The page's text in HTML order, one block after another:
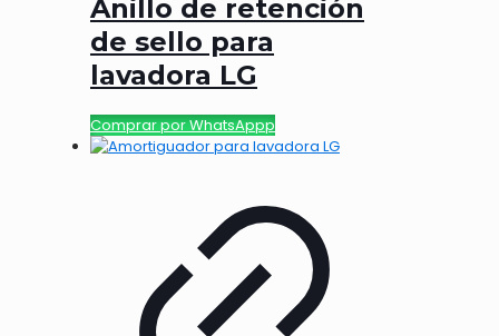
Anillo de retención
de sello para
lavadora LG
Comprar por WhatsAppp